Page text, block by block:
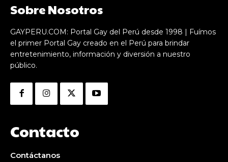
Sobre Nosotros
GAYPERU.COM: Portal Gay del Perú desde 1998 | Fuímos
el primer Portal Gay creado en el Perú para brindar
entretenimiento, información y diversión a nuestro
público.
Contacto
Contáctanos